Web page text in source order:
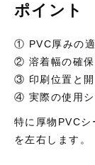
ポイント
① PVC厚みの適
② 溶着幅の確保
③ 印刷位置と開
④ 実際の使用シ
特に厚物PVCシ
を左右します。